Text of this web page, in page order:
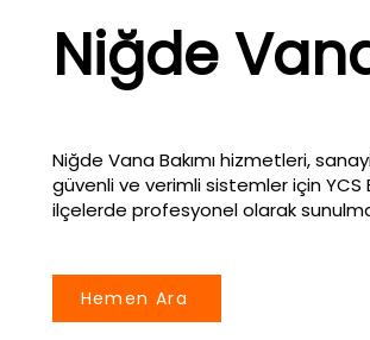
Niğde
Niğde Vana Bakımı hizmetleri,
güvenli ve verimli sistemler için
ilçelerde profesyonel olarak
Hemen Ara